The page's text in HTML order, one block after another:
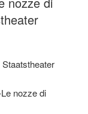
nozze di